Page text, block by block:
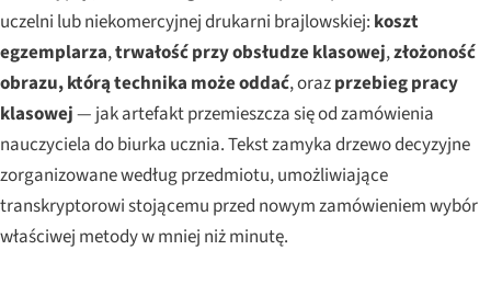
uczelni lub niekomercyjnej drukarni brajlowskiej: koszt
egzemplarza,trwałość przy obsłudze klasowej,złożoność
obrazu, którą technika może oddać, orazprzebieg pracy
klasowej— jak artefakt przemieszcza się od zamówienia
nauczyciela do biurka ucznia. Tekst zamyka drzewo decyzyjne
zorganizowane według przedmiotu, umożliwiające
transkryptorowi stojącemu przed nowym zamówieniem wybór
właściwej metody w mniej niż minutę.